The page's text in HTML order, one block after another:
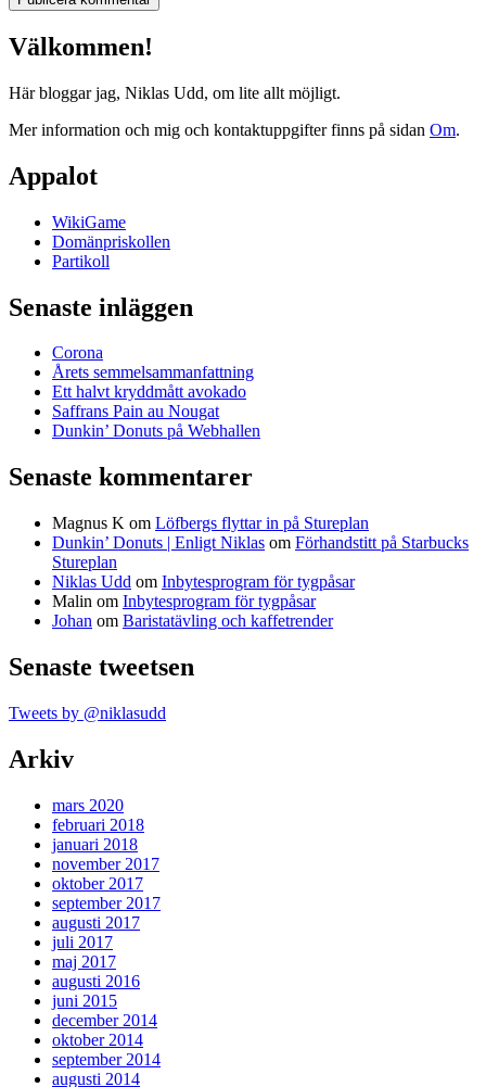
Välkommen!
Här bloggar jag, Niklas Udd, om lite allt möjligt.
Mer information och mig och kontaktuppgifter finns på sidan Om.
Appalot
WikiGame
Domänpriskollen
Partikoll
Senaste inläggen
Corona
Årets semmelsammanfattning
Ett halvt kryddmått avokado
Saffrans Pain au Nougat
Dunkin’ Donuts på Webhallen
Senaste kommentarer
Magnus K om Löfbergs flyttar in på Stureplan
Dunkin’ Donuts | Enligt Niklas om Förhandstitt på Starbucks
Stureplan
Niklas Udd om Inbytesprogram för tygpåsar
Malin om Inbytesprogram för tygpåsar
Johan om Baristatävling och kaffetrender
Senaste tweetsen
Tweets by @niklasudd
Arkiv
mars 2020
februari 2018
januari 2018
november 2017
oktober 2017
september 2017
augusti 2017
juli 2017
maj 2017
augusti 2016
juni 2015
december 2014
oktober 2014
september 2014
augusti 2014